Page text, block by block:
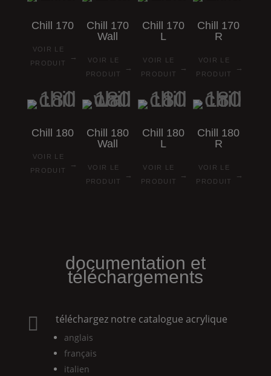
Chill 170
VOIR LE
PRODUIT
→
Chill
170
Wall
VOIR LE
PRODUIT
→
Chill
170
L
VOIR LE
PRODUIT
→
Chill
170
R
VOIR LE
PRODUIT
→
Chill 180
VOIR LE
PRODUIT
→
Chill
180
Wall
VOIR LE
PRODUIT
→
Chill
180
L
VOIR LE
PRODUIT
→
Chill
180
R
VOIR LE
PRODUIT
→
documentation et
téléchargements
 téléchargez notre catalogue acrylique
anglais
français
italien